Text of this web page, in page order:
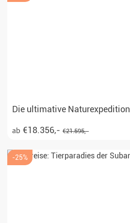
Die ultimative Naturexpedition
ab €18.356,- €21.595,-
-25%